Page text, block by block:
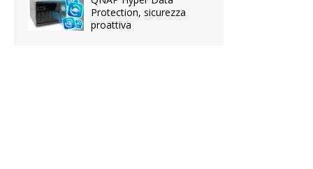
Protection, sicurezza
proattiva